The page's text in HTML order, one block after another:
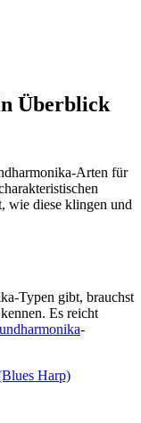
Überblick
Arten für
wie diese klingen und
Typen gibt, brauchst
Es reicht
-
Harp)